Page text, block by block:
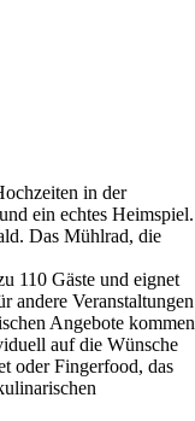
in der
ein echtes Heimspiel.
Das Mühlrad, die
110 Gäste und eignet
andere Veranstaltungen
Angebote kommen
auf die Wünsche
oder Fingerfood, das